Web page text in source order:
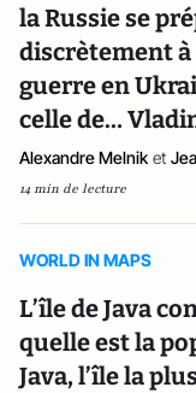
la Russie se
discrètement à
guerre en
celle de…
Alexandre Melnik et
14 min de lecture
WORLD IN MAPS
L’île de Java
quelle est la
Java, l’île la